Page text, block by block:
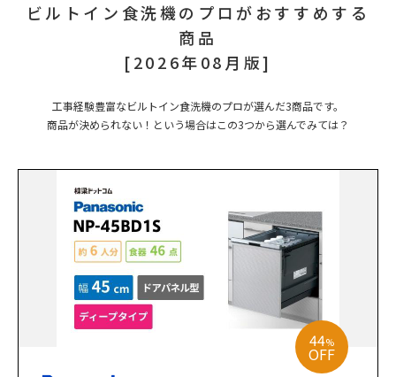
ビルトイン食洗機のプロがおすすめする
商品
[2026年08月版]
工事経験豊富なビルトイン食洗機のプロが選んだ3商品です。
商品が決められない！という場合はこの3つから選んでみては？
44%
OFF